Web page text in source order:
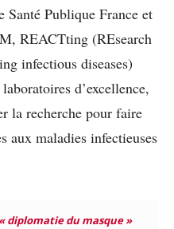
Santé Publique France et
REACTting (REsearch
infectious diseases)
d’excellence,
la recherche pour faire
aux maladies infectieuses
diplomatie du masque »